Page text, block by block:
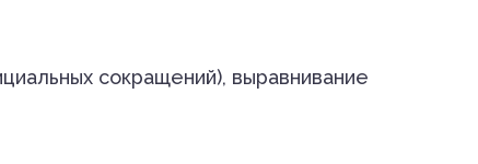
сокращений), выравнивание